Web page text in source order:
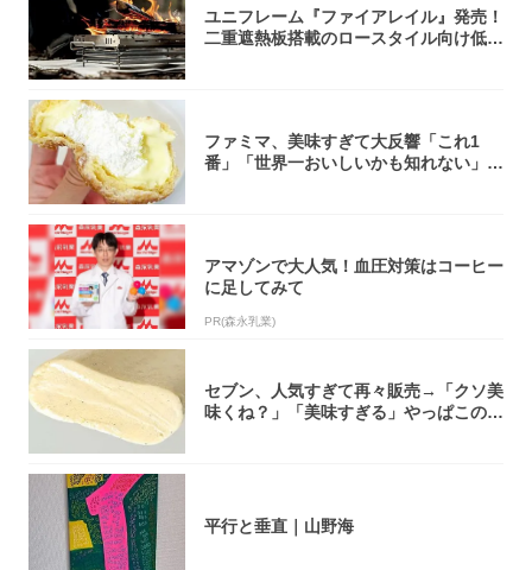
ユニフレーム『ファイアレイル』発売！
二重遮熱板搭載のロースタイル向け低型
ファミマ、美味すぎて大反響「これ1
番」「世界一おいしいかも知れない」
アマゾンで大人気！血圧対策はコーヒー
に足してみて
PR(森永乳業)
セブン、人気すぎて再々販売→「クソ美
味くね？」「美味すぎる」やっぱこのク
平行と垂直｜山野海